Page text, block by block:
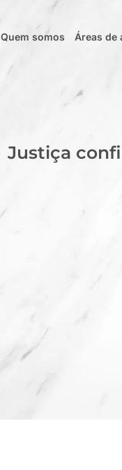
Quem somos Áreas de
Justiça